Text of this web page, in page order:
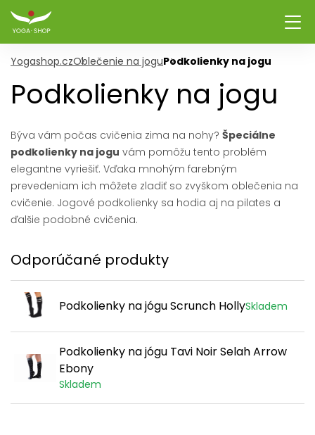
Yogashop.czOblečenie na joguPodkolienky na jogu
Podkolienky na jogu
Býva vám počas cvičenia zima na nohy? Špeciálne
podkolienky na jogu vám pomôžu tento problém
elegantne vyriešiť. Vďaka mnohým farebným
prevedeniam ich môžete zladiť so zvyškom oblečenia na
cvičenie. Jogové podkolienky sa hodia aj na pilates a
ďalšie podobné cvičenia.
Odporúčané produkty
Podkolienky na jógu Scrunch HollySkladem
Podkolienky na jógu Tavi Noir Selah Arrow
Ebony
Skladem